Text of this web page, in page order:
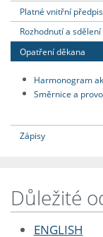
Platné vnitřní
Rozhodnutí a
Opatření děkana
Harmonogram
Směrnice a
Zápisy
Důležité
ENGLISH